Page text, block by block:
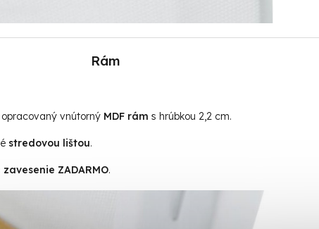
Rám
vnútorný MDF rám s hrúbkou 2,2 cm.
stredovou lištou.
ZADARMO.